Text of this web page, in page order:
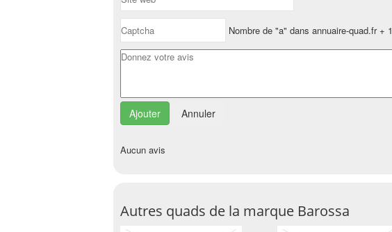
Nombre de "a" dans annuaire-quad.fr + 1
Annuler
Aucun avis
Autres quads de la marque Barossa